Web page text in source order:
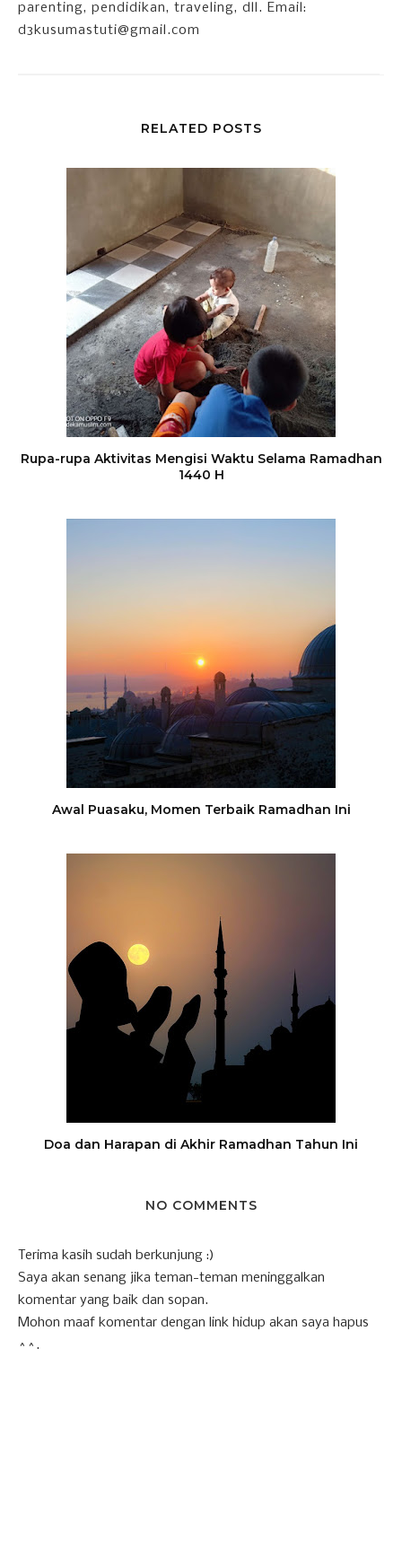
parenting, pendidikan, traveling, dll. Email:
d3kusumastuti@gmail.com
RELATED POSTS
Rupa-rupa Aktivitas Mengisi Waktu Selama Ramadhan
1440 H
Awal Puasaku, Momen Terbaik Ramadhan Ini
Doa dan Harapan di Akhir Ramadhan Tahun Ini
NO COMMENTS
Terima kasih sudah berkunjung :)
Saya akan senang jika teman-teman meninggalkan
komentar yang baik dan sopan.
Mohon maaf komentar dengan link hidup akan saya hapus
^^.